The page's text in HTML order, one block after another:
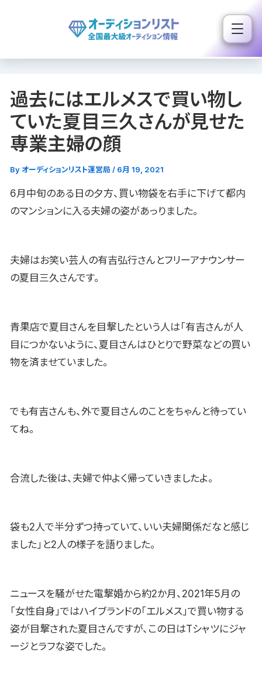
ス
過去にはエルメスで買い物し
ていた夏目三久さんが見せた
専業主婦の顔
By オーディションリスト運営局 / 6月 19, 2021
6月中旬のある日の夕方、買い物袋を右手に下げて都内
のマンションに入る夫婦の姿があっりました。
夫婦はお笑い芸人の有吉弘行さんとフリーアナウンサー
の夏目三久さんです。
青果店で夏目さんを目撃したという人は「有吉さんが人
目につかないように、夏目さんはひとりで野菜などの買い
物を済ませていました。
でも有吉さんも、外で夏目さんのことをちゃんと待ってい
てね。
合流した後は、夫婦で仲よく帰っていきましたよ。
袋も2人で半分ずつ持っていて、いい夫婦関係だなと感じ
ました」と2人の様子を語りました。
ニュースを騒がせた電撃婚から約2か月、2021年5月の
「女性自身」ではハイブランドの「エルメス」で買い物する
姿が目撃された夏目さんですが、この日はTシャツにジャ
ージとラフな姿でした。